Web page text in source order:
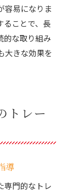
容易になりま
ることで、長
的な取り組み
大きな効果を
トレー
導
専門的なトレ